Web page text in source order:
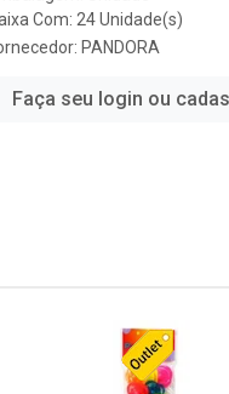
Com: 24 Unidade(s)
PANDORA
Faça seu login ou